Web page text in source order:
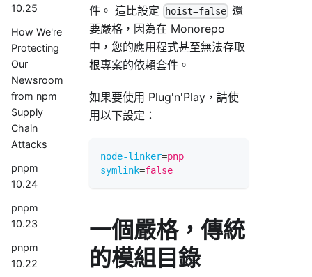
10.25
How We're
Protecting
Our
Newsroom
from npm
Supply
Chain
Attacks
pnpm
10.24
pnpm
10.23
pnpm
10.22
件。 這比設定
hoist=false 還
要嚴格，因為在 Monorepo
中，您的應用程式甚至無法存取
根專案的依賴套件。
如果要使用 Plug'n'Play，請使
用以下設定：
node-linker=pnp
symlink=false
一個嚴格，傳統
的模組目錄